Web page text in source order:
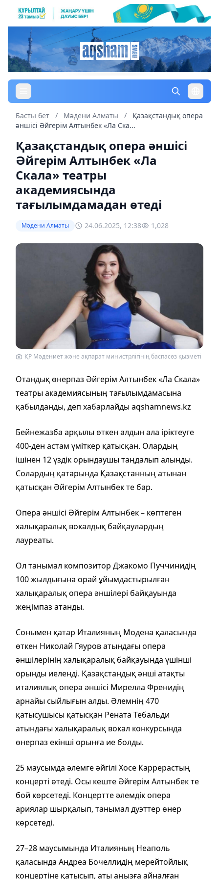
Басты бет / Мәдени Алматы /
Қазақстандық опера
әншісі Әйгерім Алтынбек «Ла Ска...
Қазақстандық опера әншісі
Әйгерім Алтынбек «Ла
Скала» театры
академиясында
тағылымдамадан өтеді
Мәдени Алматы 24.06.2025, 12:38 1,028
ҚР Мәдениет және ақпарат министрлігінің баспасөз қызметі
Отандық өнерпаз Әйгерім Алтынбек «Ла Скала»
театры академиясының тағылымдамасына
қабылданды, деп хабарлайды aqshamnews.kz
Бейнежазба арқылы өткен алдын ала іріктеуге
400-ден астам үміткер қатысқан. Олардың
ішінен 12 үздік орындаушы таңдалып алынды.
Солардың қатарында Қазақстанның атынан
қатысқан Әйгерім Алтынбек те бар.
Опера әншісі Әйгерім Алтынбек – көптеген
халықаралық вокалдық байқаулардың
лауреаты.
Ол танымал композитор Джакомо Пуччинидің
100 жылдығына орай ұйымдастырылған
халықаралық опера әншілері байқауында
жеңімпаз атанды.
Сонымен қатар Италияның Модена қаласында
өткен Николай Гяуров атындағы опера
әншілерінің халықаралық байқауында үшінші
орынды иеленді. Қазақстандық әнші атақты
италиялық опера әншісі Мирелла Френидің
арнайы сыйлығын алды. Әлемнің 470
қатысушысы қатысқан Рената Тебальди
атындағы халықаралық вокал конкурсында
өнерпаз екінші орынға ие болды.
25 маусымда әлемге әйгілі Хосе Каррерастың
концерті өтеді. Осы кеште Әйгерім Алтынбек те
бой көрсетеді. Концертте әлемдік опера
ариялар шырқалып, танымал дуэттер өнер
көрсетеді.
27–28 маусымында Италияның Неаполь
қаласында Андреа Бочеллидің мерейтойлық
концертіне қатысып, аты аңызға айналған